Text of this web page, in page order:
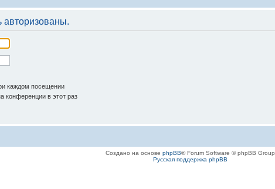
каждом посещении
конференции в этот раз
Создано на основе phpBB® Forum Software © phpBB Group
Русская поддержка phpBB